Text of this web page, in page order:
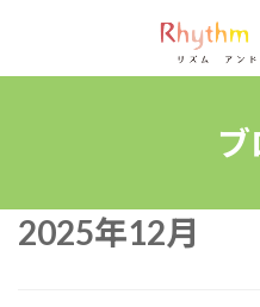
ン
ー
2025年12月